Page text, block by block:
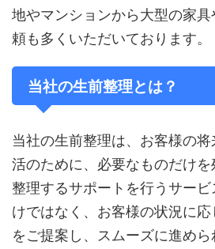
地やマンションから大型の家
頼も多くいただいております。
当社の生前整理とは？
当社の生前整理は、お客様の
活のために、必要なものだけ
整理するサポートを行うサー
けではなく、お客様の状況に
をご提案し、スムーズに進め